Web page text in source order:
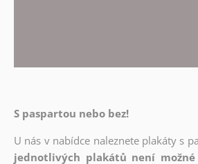
S paspartou nebo bez!
U nás v nabídce naleznete plakáty s
jednotlivých plakátů není